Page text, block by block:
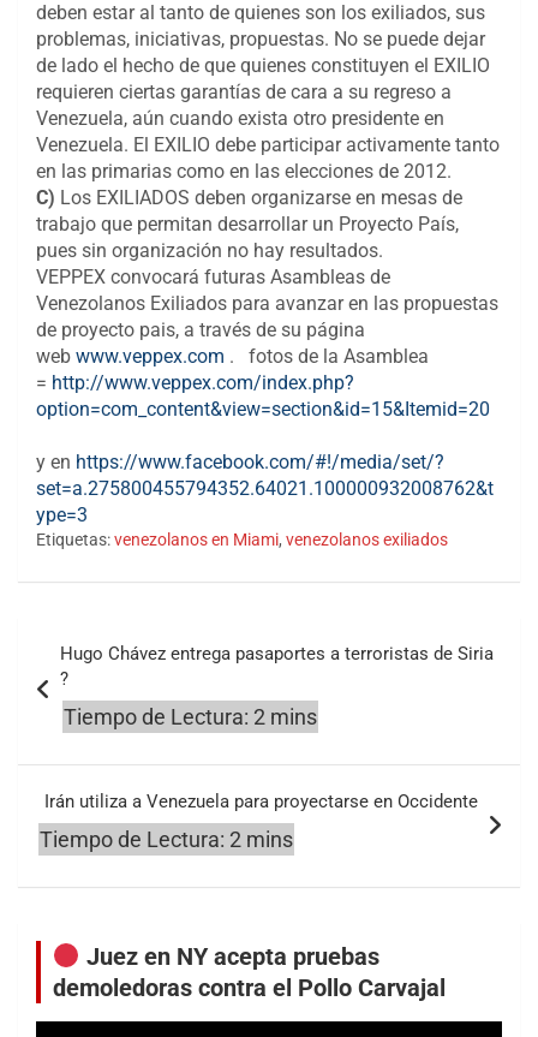
deben estar al tanto de quienes son los exiliados, sus
problemas, iniciativas, propuestas. No se puede dejar
de lado el hecho de que quienes constituyen el EXILIO
requieren ciertas garantías de cara a su regreso a
Venezuela, aún cuando exista otro presidente en
Venezuela. El EXILIO debe participar activamente tanto
en las primarias como en las elecciones de 2012.
C) Los EXILIADOS deben organizarse en mesas de
trabajo que permitan desarrollar un Proyecto País,
pues sin organización no hay resultados.
VEPPEX convocará futuras Asambleas de
Venezolanos Exiliados para avanzar en las propuestas
de proyecto pais, a través de su página
web www.veppex.com . fotos de la Asamblea
= http://www.veppex.com/index.php?
option=com_content&view=section&id=15&Itemid=20
y en https://www.facebook.com/#!/media/set/?
set=a.275800455794352.64021.100000932008762&t
ype=3
Etiquetas:venezolanos en Miami, venezolanos exiliados
de
entradas
Hugo Chávez entrega pasaportes a terroristas de Siria
?
Irán utiliza a Venezuela para proyectarse en Occidente
Juez en NY acepta pruebas
demoledoras contra el Pollo Carvajal